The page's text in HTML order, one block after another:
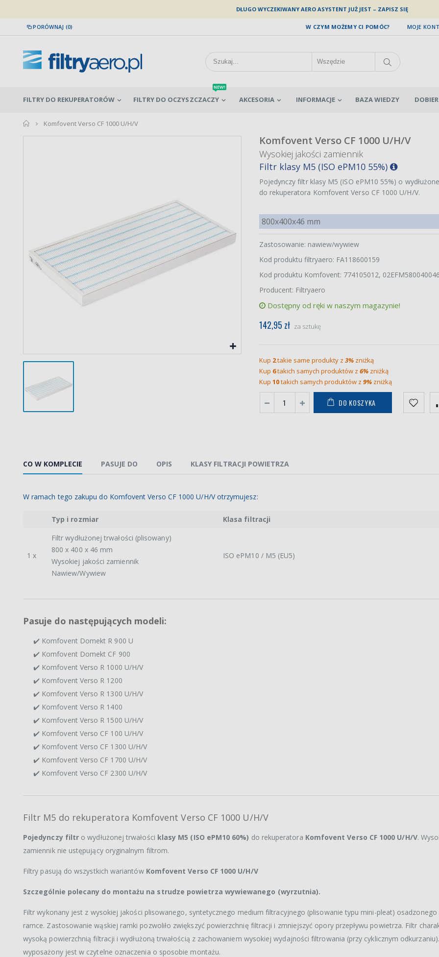
DŁUGO WYCZEKIWANY AERO ASYSTENT JUŻ JEST – ZAPISZ SIĘ
PORÓWNAJ (0) MOJE
W CZYM MOŻEMY CI POMÓC?
FILTRY DO REKUPERATORÓW FILTRY DO OCZYSZCZACZY
NEW!
AKCESORIA INFORMACJE BAZA WIEDZY
home
Komfovent Verso CF 1000 U/H/V
Komfovent Verso CF 1000 U/H/V
Wysokiej jakości zamiennik
Filtr klasy M5 (ISO ePM10 55%)
Pojedynczy filtr klasy M5 (ISO ePM10 55%) o
do rekuperatora Komfovent Verso CF 1000 U/H/V.
800x400x46 mm
Zastosowanie: nawiew/wywiew
Kod produktu filtryaero: FA118600159
Kod produktu Komfovent: 774105012,
Producent: Filtryaero
Dostępny od ręki w naszym magazynie!
142,95 zł za sztukę
Kup 2takie same produkty z 3%zniżką
Kup 6takich samych produktów z 6%zniżką
Kup 10takich samych produktów z 9%zniżką
DO KOSZYKA
CO W KOMPLECIE PASUJE DO OPIS KLASY FILTRACJI POWIETRZA
W ramach tego zakupu do Komfovent Verso CF 1000 U/H/V otrzymujesz:
Typ i rozmiar Klasa filtracji
1 x
Filtr wydłużonej trwałości (plisowany)
800 x 400 x 46 mm
Wysokiej jakości zamiennik
Nawiew/Wywiew
ISO ePM10 / M5 (EU5)
Pasuje do następujących modeli:
✔️ Komfovent Domekt R 900 U
✔️ Komfovent Domekt CF 900
✔️ Komfovent Verso R 1000 U/H/V
✔️ Komfovent Verso R 1200
✔️ Komfovent Verso R 1300 U/H/V
✔️ Komfovent Verso R 1400
✔️ Komfovent Verso R 1500 U/H/V
✔️ Komfovent Verso CF 100 U/H/V
✔️ Komfovent Verso CF 1300 U/H/V
✔️ Komfovent Verso CF 1700 U/H/V
✔️ Komfovent Verso CF 2300 U/H/V
Filtr M5 do rekuperatora Komfovent Verso CF 1000 U/H/V
Pojedynczy filtr o wydłużonej trwałości klasy M5 (ISO ePM10 60%) do rekuperatora Komfovent Verso CF 1000 U/H/V.
zamiennik nie ustępujący oryginalnym filtrom.
Filtry pasują do wszystkich wariantów Komfovent Verso CF 1000 U/H/V
Szczególnie polecany do montażu na strudze powietrza wywiewanego (wyrzutnia).
Filtr wykonany jest z wysokiej jakości plisowanego, syntetycznego medium filtracyjnego (plisowanie typu mini-pleat)
ramce. Zastosowanie wąskiej ramki pozwoliło zwiększyć powierzchnię filtracji i zmniejszyć opory przepływu powietrza. Filtr
wysoką powierzchnią filtracji i wydłużoną trwałością z zachowaniem wysokiej wydajności filtrowania (przy cyklicznym
wyposażony jest w czytelne oznaczenia o sposobie montażu.